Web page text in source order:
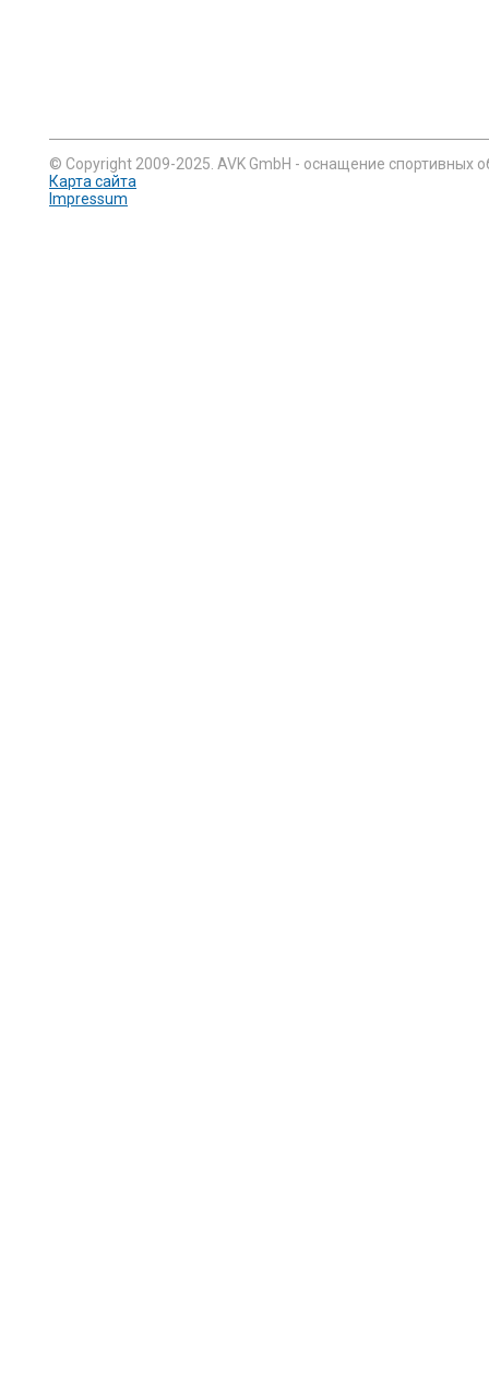
© Copyright 2009-2025. AVK GmbH - оснащение спортивных
Карта сайта
Impressum